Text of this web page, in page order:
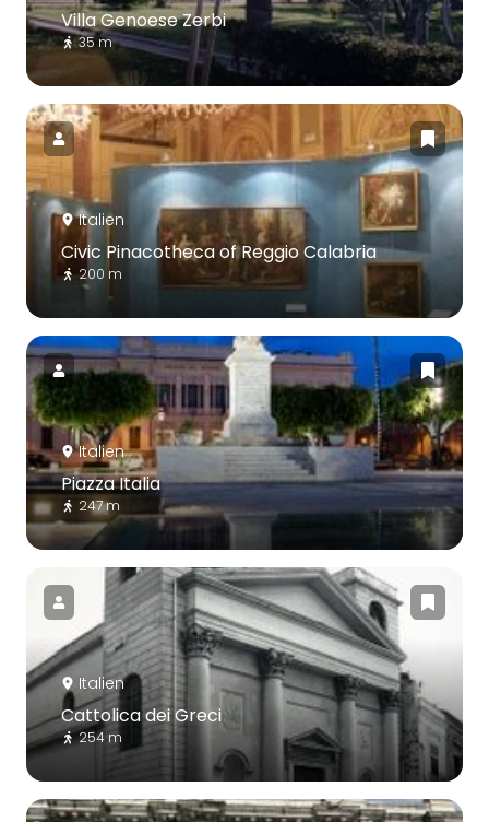
Villa Genoese Zerbi
35 m
Italien
Civic Pinacotheca of Reggio Calabria
200 m
Italien
Piazza Italia
247 m
Italien
Cattolica dei Greci
254 m